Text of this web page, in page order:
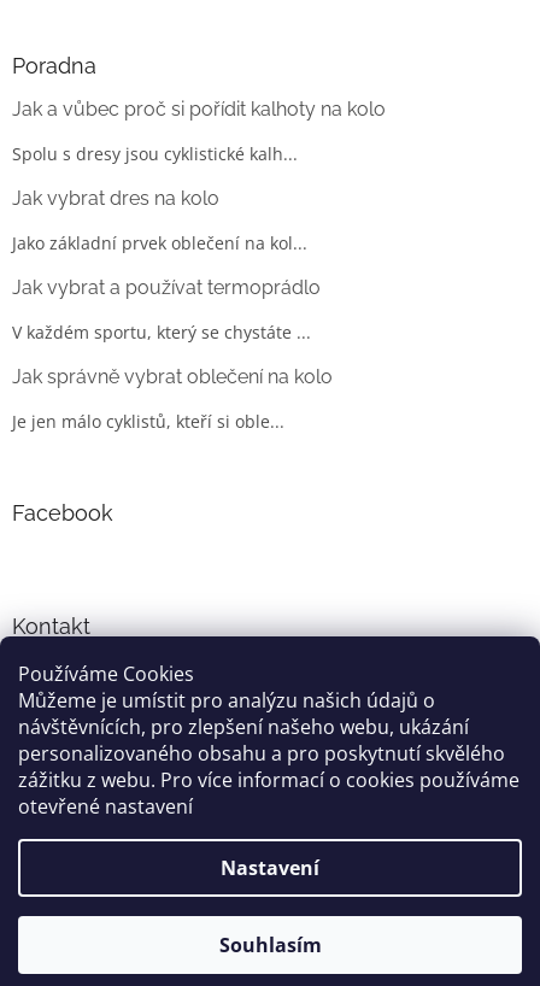
Používáme Cookies
Můžeme je umístit pro analýzu našich údajů o
návštěvnících, pro zlepšení našeho webu, ukázání
personalizovaného obsahu a pro poskytnutí skvělého
zážitku z webu. Pro více informací o cookies používáme
otevřené nastavení
Nastavení
Souhlasím
Poradna
Jak a vůbec proč si pořídit kalhoty na kolo
Spolu s dresy jsou cyklistické kalh...
Jak vybrat dres na kolo
Jako základní prvek oblečení na kol...
Jak vybrat a používat termoprádlo
V každém sportu, který se chystáte ...
Jak správně vybrat oblečení na kolo
Je jen málo cyklistů, kteří si oble...
Facebook
Kontakt
info@cyklo-obleceni.cz
+420777081700
jsme na facebooku
Copyright 2026cyklo-obleceni.cz. Všechna práva vyhrazena.
Grafika a úprava šablónyMilan Markovič